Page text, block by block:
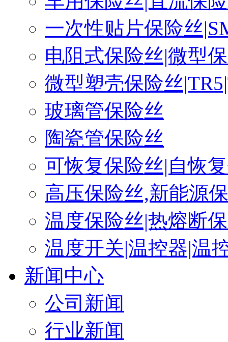
一次性贴片保险丝
电阻式保险丝|微型
微型塑壳保险丝
玻璃管保险丝
陶瓷管保险丝
可恢复保险丝|自恢
高压保险丝,新能源
温度保险丝|热熔断
温度开关|温控器|温
新闻中心
公司新闻
行业新闻